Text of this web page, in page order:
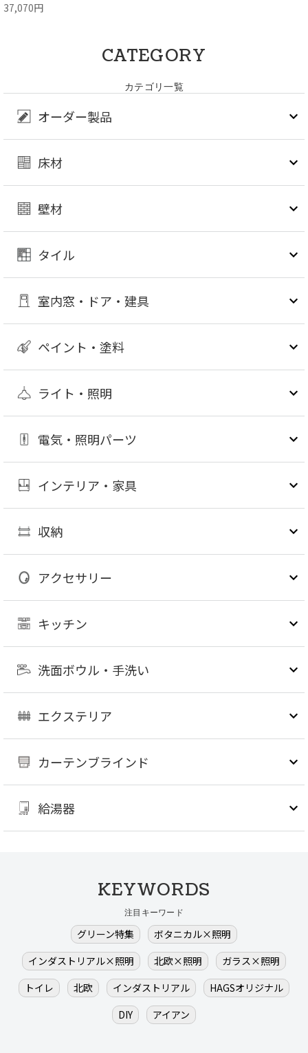
37,070円
CATEGORY
カテゴリ一覧
オーダー製品
床材
壁材
タイル
室内窓・ドア・建具
ペイント・塗料
ライト・照明
電気・照明パーツ
インテリア・家具
収納
アクセサリー
キッチン
洗面ボウル・手洗い
エクステリア
カーテンブラインド
給湯器
KEYWORDS
注目キーワード
グリーン特集
ボタニカル×照明
インダストリアル×照明
北欧×照明
ガラス×照明
トイレ
北欧 インダストリアル
HAGSオリジナル
DIY
アイアン